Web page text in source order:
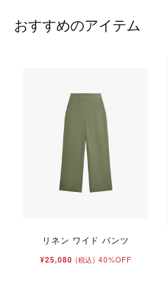
おすすめのアイテム
リネン ワイド パンツ
¥25,080 (税込) 40%OFF